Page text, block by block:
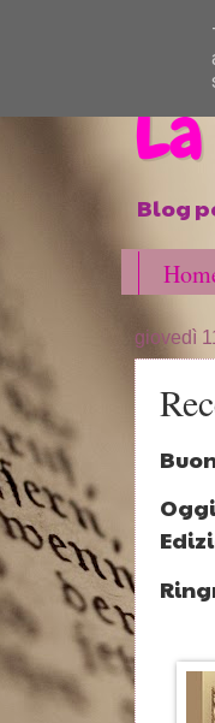
Blog
giovedì